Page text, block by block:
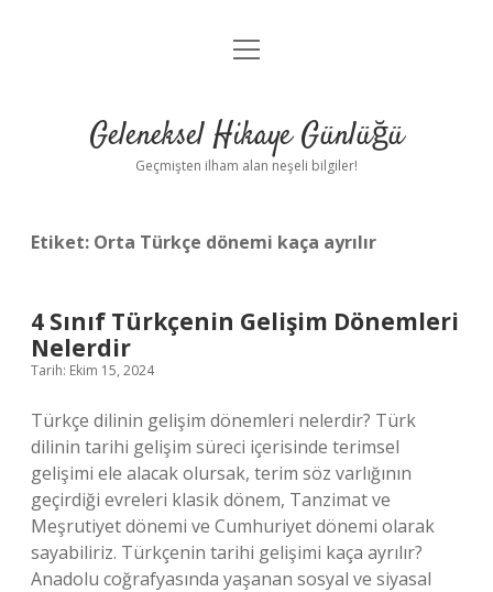
Anasayfa
Yasal Uyarı
menüyü
Geleneksel Hikaye Günlüğü
Geçmişten ilham alan neşeli bilgiler!
Etiket: Orta Türkçe dönemi kaça ayrılır
4 Sınıf Türkçenin Gelişim Dönemleri
Nelerdir
Tarih: Ekim 15, 2024
Türkçe dilinin gelişim dönemleri nelerdir? Türk
dilinin tarihi gelişim süreci içerisinde terimsel
gelişimi ele alacak olursak, terim söz varlığının
geçirdiği evreleri klasik dönem, Tanzimat ve
Meşrutiyet dönemi ve Cumhuriyet dönemi olarak
sayabiliriz. Türkçenin tarihi gelişimi kaça ayrılır?
Anadolu coğrafyasında yaşanan sosyal ve siyasal